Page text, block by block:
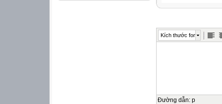
Kích thước font
Đường dẫn: p